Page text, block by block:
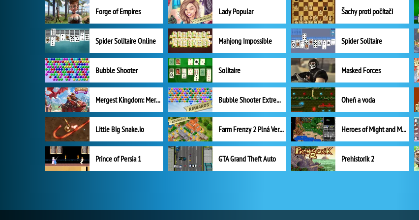
Forge of Empires Lady Popular Šachy proti počítači
Spider Solitaire Online Mahjong Impossible Spider Solitaire
Bubble Shooter Solitaire Masked Forces
Mergest Kingdom: Merge Puzzle Bubble Shooter Extreme Oheň a voda
Little Big Snake.io Farm Frenzy 2 Plná Verze Heroes of Might and Magic II
Prince of Persia 1 GTA Grand Theft Auto Prehistorik 2